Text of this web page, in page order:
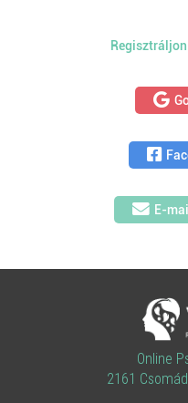
E-
Online
2161